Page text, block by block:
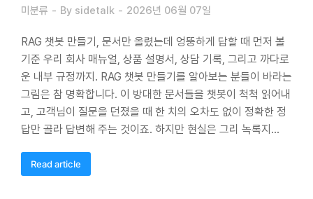
미분류 By sidetalk 2026년 06월 07일
RAG 챗봇 만들기, 문서만 올렸는데 엉뚱하게 답할 때 먼저 볼
기준 우리 회사 매뉴얼, 상품 설명서, 상담 기록, 그리고 까다로
운 내부 규정까지. RAG 챗봇 만들기를 알아보는 분들이 바라는
그림은 참 명확합니다. 이 방대한 문서들을 챗봇이 척척 읽어내
고, 고객님이 질문을 던졌을 때 한 치의 오차도 없이 정확한 정
답만 골라 답변해 주는 것이죠. 하지만 현실은 그리 녹록지…
Read article